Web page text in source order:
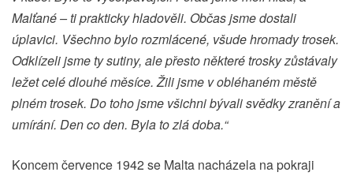
Malťané – ti prakticky hladověli. Občas jsme dostali
úplavici. Všechno bylo rozmlácené, všude hromady trosek.
Odklízeli jsme ty sutiny, ale přesto některé trosky zůstávaly
ležet celé dlouhé měsíce. Žili jsme v obléhaném městě
plném trosek. Do toho jsme všichni bývali svědky zranění a
umírání. Den co den. Byla to zlá doba.“
Koncem července 1942 se Malta nacházela na pokraji